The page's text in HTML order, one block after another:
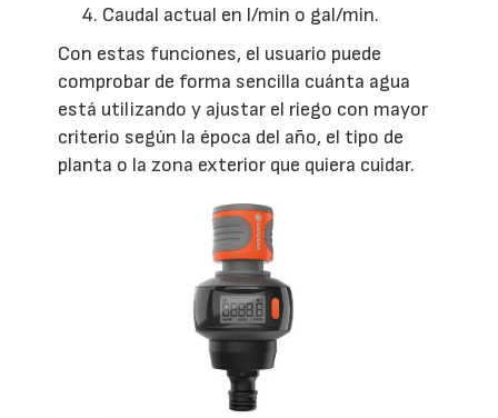
Caudal actual en l/min o gal/min.
Con estas funciones, el usuario puede
comprobar de forma sencilla cuánta agua
está utilizando y ajustar el riego con mayor
criterio según la época del año, el tipo de
planta o la zona exterior que quiera cuidar.